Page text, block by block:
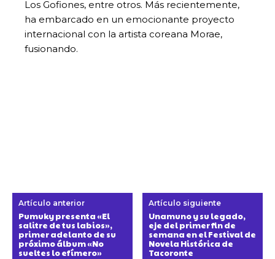
Los Gofiones, entre otros. Más recientemente,
ha embarcado en un emocionante proyecto
internacional con la artista coreana Morae,
fusionando.
Artículo anterior
Pumuky presenta «El
salitre de tus labios»,
primer adelanto de su
próximo álbum «No
sueltes lo efímero»
Artículo siguiente
Unamuno y su legado,
eje del primer fin de
semana en el Festival de
Novela Histórica de
Tacoronte